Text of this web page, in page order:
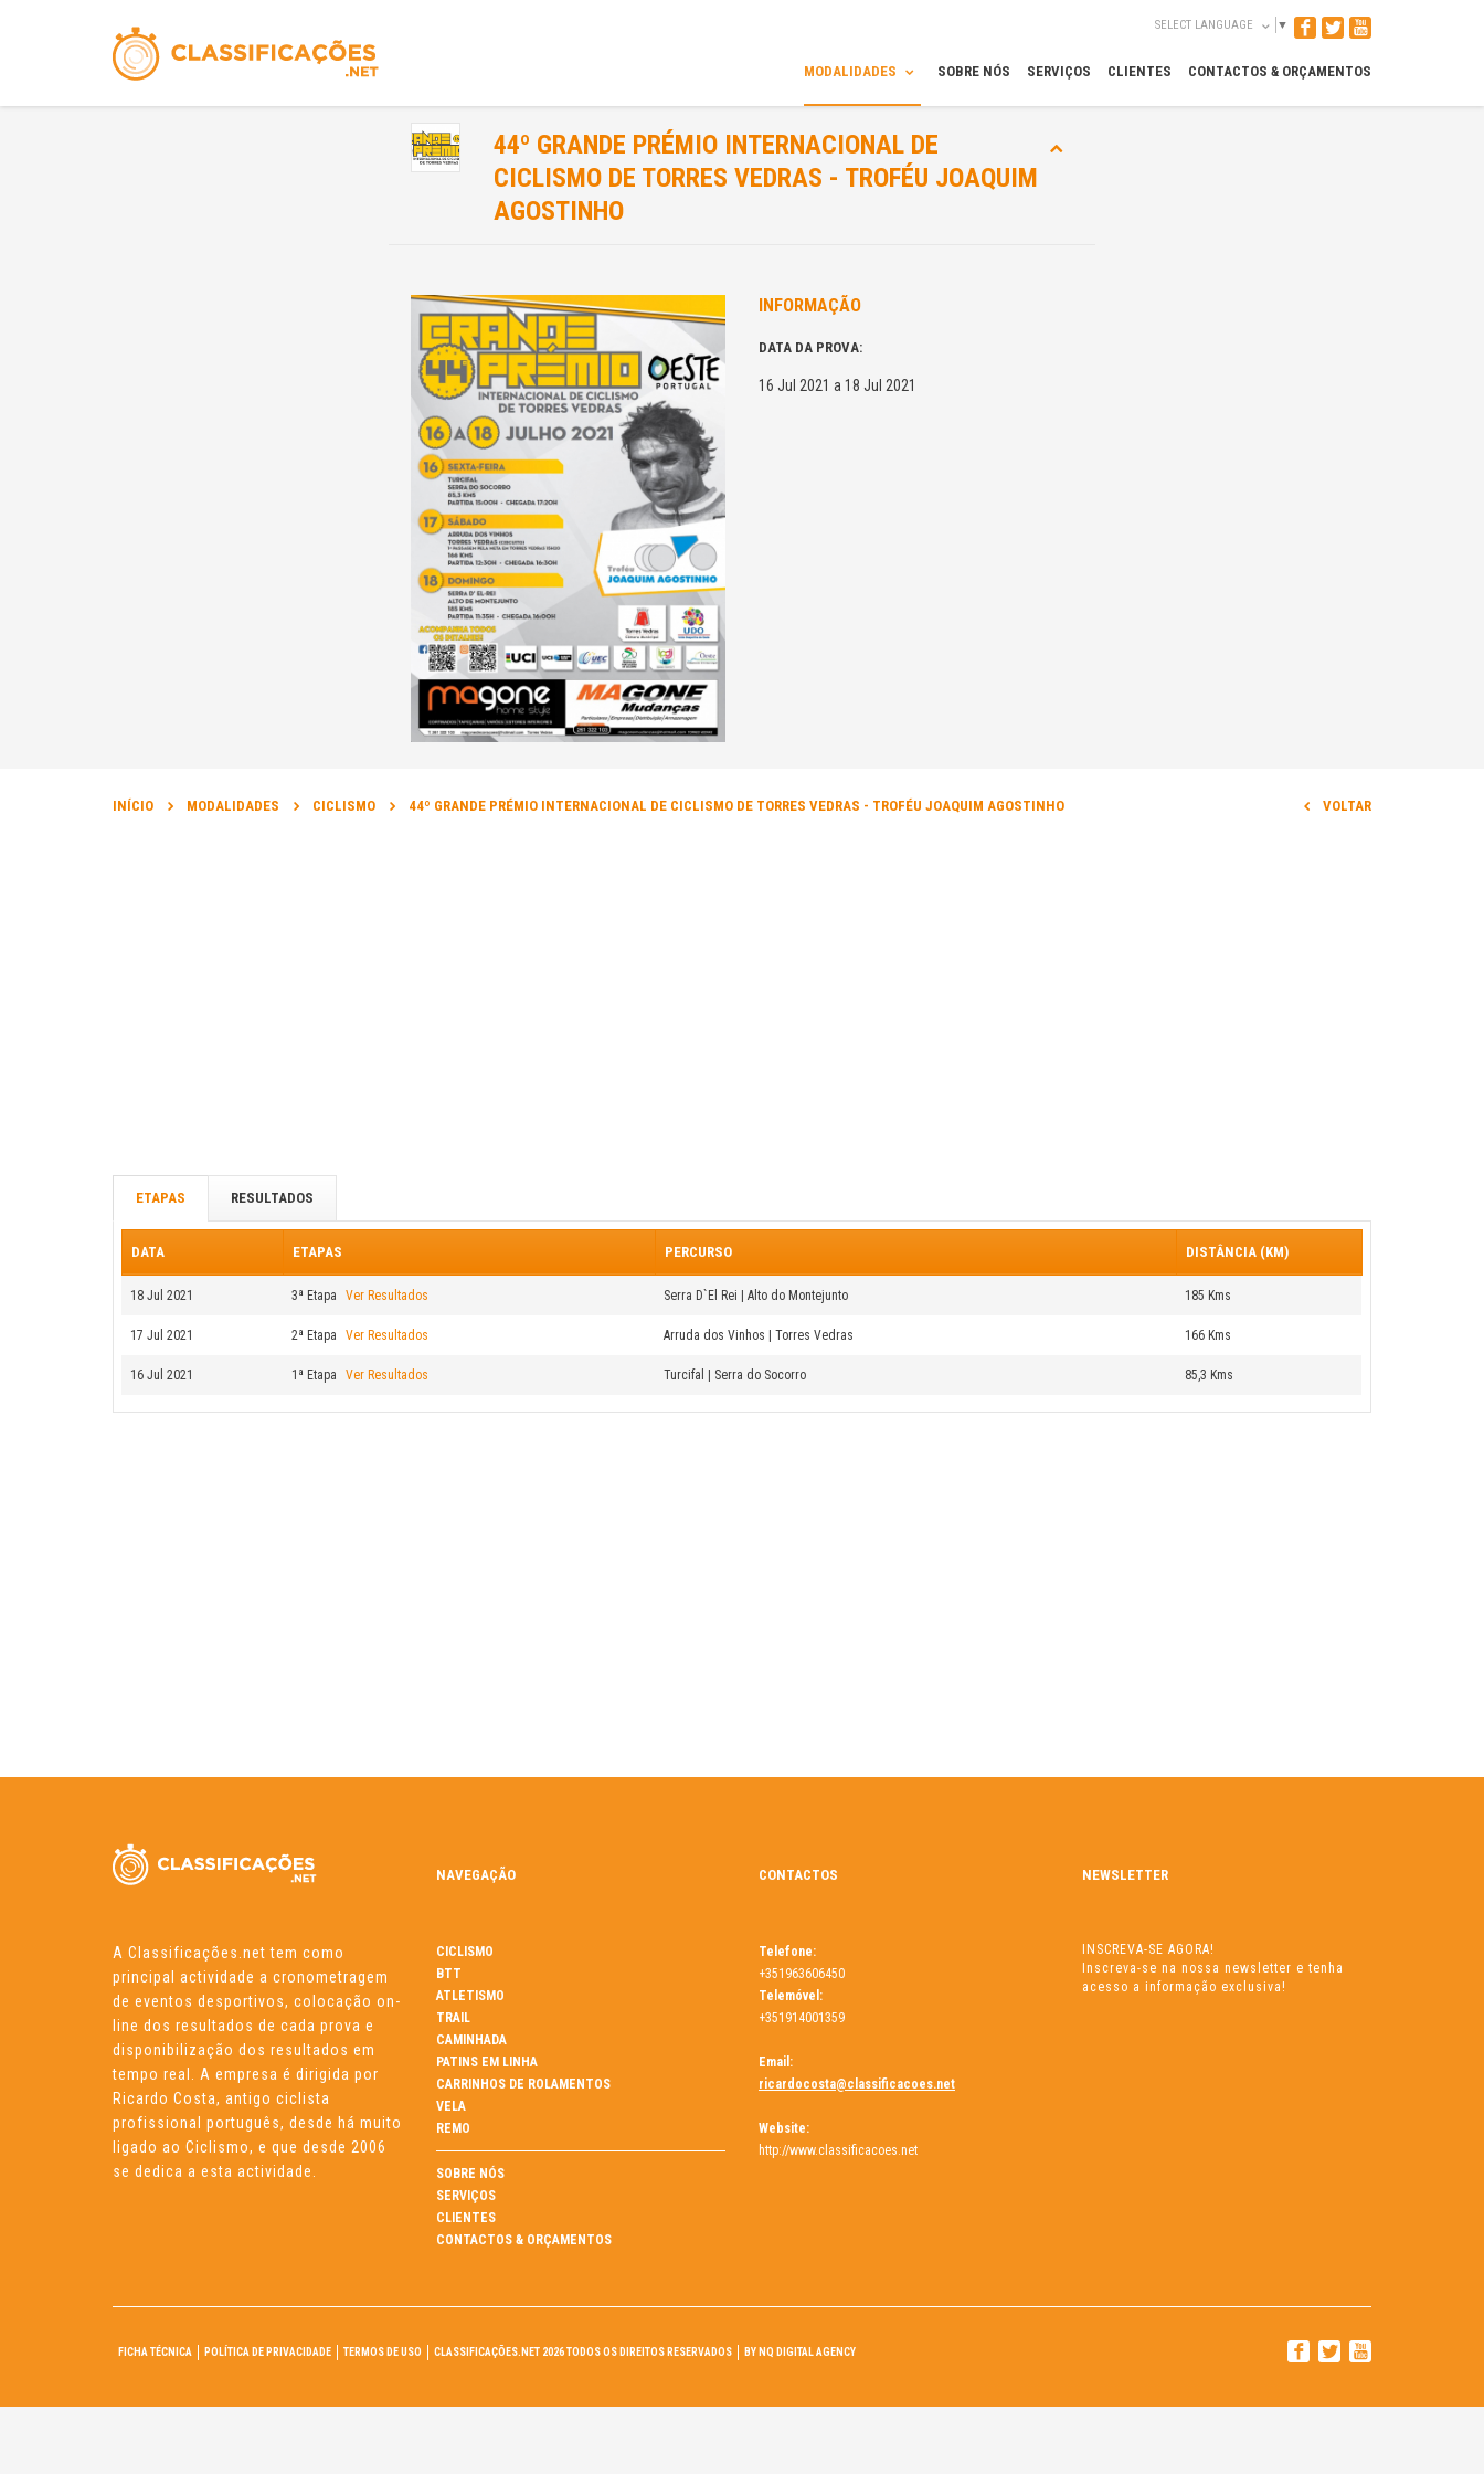
SELECT LANGUAGE ▼
MODALIDADES SOBRE NÓS SERVIÇOS CLIENTES CONTACTOS & ORÇAMENTOS
44º GRANDE PRÉMIO INTERNACIONAL DE
CICLISMO DE TORRES VEDRAS - TROFÉU JOAQUIM
AGOSTINHO
INFORMAÇÃO
DATA DA PROVA:
16 Jul 2021 a 18 Jul 2021
INÍCIO MODALIDADES CICLISMO 44º GRANDE PRÉMIO INTERNACIONAL DE CICLISMO DE TORRES VEDRAS - TROFÉU JOAQUIM AGOSTINHO VOLTAR
ETAPAS RESULTADOS
DATA ETAPAS PERCURSO DISTÂNCIA (KM)
18 Jul 2021 3ª Etapa Ver Resultados Serra D`El Rei | Alto do Montejunto 185 Kms
17 Jul 2021 2ª Etapa Ver Resultados Arruda dos Vinhos | Torres Vedras 166 Kms
16 Jul 2021 1ª Etapa Ver Resultados Turcifal | Serra do Socorro 85,3 Kms
A Classificações.net tem como
principal actividade a cronometragem
de eventos desportivos, colocação on-
line dos resultados de cada prova e
disponibilização dos resultados em
tempo real. A empresa é dirigida por
Ricardo Costa, antigo ciclista
profissional português, desde há muito
ligado ao Ciclismo, e que desde 2006
se dedica a esta actividade.
NAVEGAÇÃO
CICLISMO
BTT
ATLETISMO
TRAIL
CAMINHADA
PATINS EM LINHA
CARRINHOS DE ROLAMENTOS
VELA
REMO
SOBRE NÓS
SERVIÇOS
CLIENTES
CONTACTOS & ORÇAMENTOS
CONTACTOS
Telefone:
+351963606450
Telemóvel:
+351914001359
Email:
ricardocosta@classificacoes.net
Website:
http://www.classificacoes.net
NEWSLETTER
INSCREVA-SE AGORA!
Inscreva-se na nossa newsletter e tenha
acesso a informação exclusiva!
FICHA TÉCNICA POLÍTICA DE PRIVACIDADE TERMOS DE USO CLASSIFICAÇÕES.NET 2026 TODOS OS DIREITOS RESERVADOS BY NQ DIGITAL AGENCY